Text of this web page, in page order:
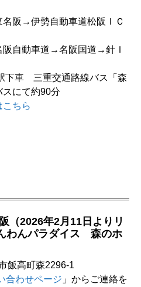
阪→伊勢自動車道松阪ＩＣ
自動車道→名阪国道→針Ｉ
下車 三重交通路線バス「森
にて約90分
ちら
（2026年2月11日よりリ
わんパラダイス 森のホ
飯高町森2296-1
合わせページ 」からご連絡を